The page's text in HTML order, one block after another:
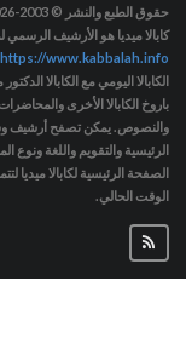
حقوق الطبع والنشر © 2003-2026
كابالا ميديا هو الأرشيف الرسمي
https://www.kabbalah.info
الكابالا اليومي مع الكابالا
باروخ الكابالا الأخرى
والنصوص. يمكن تصفح أرشيف
الرئيسية والتقويم واللغة
الصفحة الرئيسية لكابالا
الوقت الحالي.